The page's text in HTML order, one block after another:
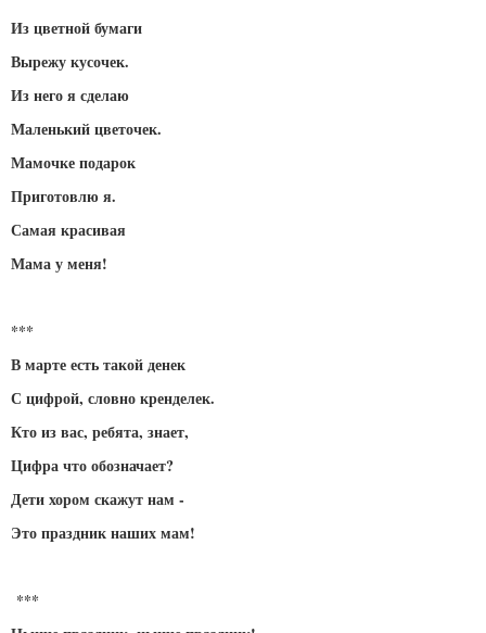
Из цветной бумаги
Вырежу кусочек.
Из него я сделаю
Маленький цветочек.
Мамочке подарок
Приготовлю я.
Самая красивая
Мама у меня!
***
В марте есть такой денек
С цифрой, словно кренделек.
Кто из вас, ребята, знает,
Цифра что обозначает?
Дети хором скажут нам -
Это праздник наших мам!
***